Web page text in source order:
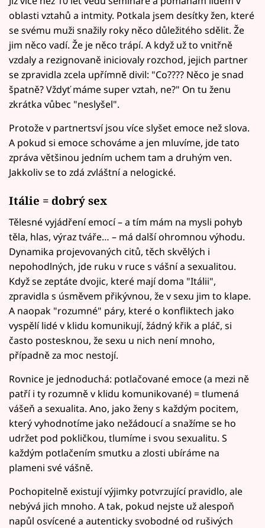
oblasti vztahů a intmity. Potkala jsem desítky žen, které
se svému muži snažily roky něco důležitého sdělit. Že
jim něco vadí. Že je něco trápí. A když už to vnitřně
vzdaly a rezignovaně iniciovaly rozchod, jejich partner
se zpravidla zcela upřímně divil: "Co???? Něco je snad
špatně? Vždyť máme super vztah, ne?" On tu ženu
zkrátka vůbec "neslyšel".
Protože v partnertsví jsou více slyšet emoce než slova.
A pokud si emoce schováme a jen mluvíme, jde tato
zpráva většinou jedním uchem tam a druhým ven.
Jakkoliv se to zdá zvláštní a nelogické.
Itálie = dobrý sex
Tělesné vyjádření emocí – a tím mám na mysli pohyb
těla, hlas, výraz tváře… – má další ohromnou výhodu.
Dynamika projevovaných citů, těch skvělých i
nepohodlných, jde ruku v ruce s vášní a sexualitou.
Když se zeptáte dvojic, které mají doma "Itálii",
zpravidla s úsměvem přikývnou, že v sexu jim to klape.
A naopak "rozumné" páry, které o konfliktech jako
vyspělí lidé v klidu komunikují, žádný křik a pláč, si
často postesknou, že sexu u nich není mnoho,
případně za moc nestojí.
Rovnice je jednoduchá: potlačované emoce (a mezi ně
patří i ty rozumně v klidu komunikované) = tlumená
vášeň a sexualita. Ano, jako ženy s každým pocitem,
který vyhodnotíme jako nežádoucí a snažíme se ho
udržet pod pokličkou, tlumíme i svou sexualitu. S
každým potlačením smutku a zlosti ubíráme na
plameni své vášně.
Pochopitelně existují výjimky potvrzující pravidlo, ale
nebývá jich mnoho. A tak, pokud nejste už alespoň
napůl osvícené a autenticky svobodné od rušivých